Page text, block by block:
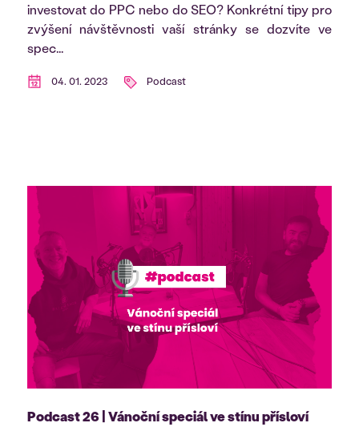
investovat do PPC nebo do SEO? Konkrétní tipy pro
zvýšení návštěvnosti vaší stránky se dozvíte ve
spec...
04. 01. 2023 Podcast
Podcast 26 | Vánoční speciál ve stínu přísloví